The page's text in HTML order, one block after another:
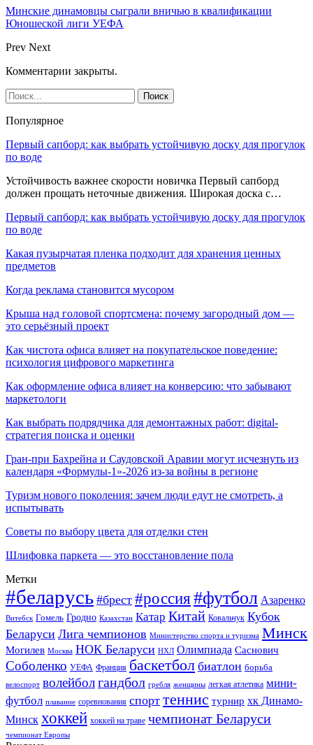
Минские динамовцы сыграли вничью в квалификации
Юношеской лиги УЕФА
Prev Next
Комментарии закрыты.
Популярное
Первый сапборд: как выбрать устойчивую доску для прогулок
по воде
Устойчивость важнее скорости новичка Первый сапборд
должен прощать неточные движения. Широкая доска с…
Первый сапборд: как выбрать устойчивую доску для прогулок
по воде
Какая пузырчатая пленка подходит для хранения ценных
предметов
Когда реклама становится мусором
Крыша над головой спортсмена: почему загородный дом —
это серьёзный проект
Как чистота офиса влияет на покупательское поведение:
психология цифрового маркетинга
Как оформление офиса влияет на конверсию: что забывают
маркетологи
Как выбрать подрядчика для демонтажных работ: digital-
стратегия поиска и оценки
Гран-при Бахрейна и Саудовской Аравии могут исчезнуть из
календаря «Формулы-1»-2026 из-за войны в регионе
Туризм нового поколения: зачем люди едут не смотреть, а
испытывать
Советы по выбору цвета для отделки стен
Шлифовка паркета — это восстановление пола
Метки
#беларусь #брест #россия#футбол Азаренко
Витебск Гомель Гродно Казахстан Катар Китай Ковальчук Кубок
Беларуси Лига чемпионов Министерство спорта и туризма Минск
Могилев Москва НОК Беларуси НХЛ Олимпиада Саснович
Соболенко УЕФА Франция баскетбол биатлон борьба
велоспорт волейболгандбол гребля женщины легкая атлетика мини-
футбол плавание соревнования спорт теннис турнир хк Динамо-
Минск хоккей хоккей на траве чемпионат Беларуси
чемпионат Европы